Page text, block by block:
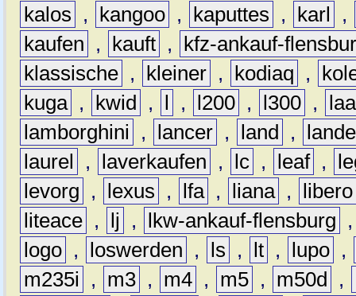
kalos
, kangoo , kaputtes , karl
,
kaufen
, kauft ,
kfz-ankauf-
klassische , kleiner , kodiaq ,
kuga , kwid , l , l200 , l300 ,
lamborghini
, lancer , land ,
laurel
, laverkaufen , lc , leaf ,
levorg
, lexus , lfa , liana ,
libero
liteace , lj , lkw-ankauf-flensburg
logo , loswerden , ls , lt , lupo ,
m235i
, m3 , m4 , m5 , m50d ,